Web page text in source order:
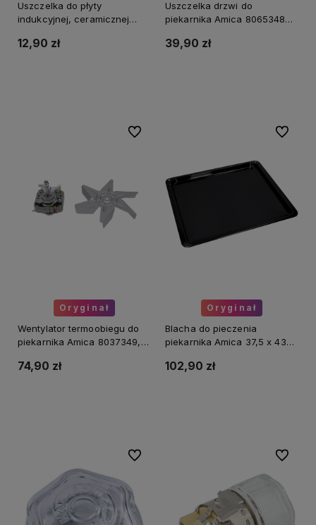
Uszczelka do płyty
indukcyjnej, ceramicznej
(258cm)
12,90 zł
Uszczelka drzwi do
piekarnika Amica 8065348
39,90 zł
Oryginał
Wentylator termoobiegu do
piekarnika Amica 8037349,
74,90 zł
Do ulubionych
Oryginał
Blacha do pieczenia
piekarnika Amica 37,5 x 43
102,90 zł
Do
Do ulubionych Do